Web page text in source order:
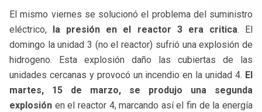
El mismo viernes se solucionó el problema del suministro
eléctrico, la presión en el reactor 3 era critica. El
domingo la unidad 3 (no el reactor) sufrió una explosión de
hidrogeno. Esta explosión daño las cubiertas de las
unidades cercanas y provocó un incendio en la unidad 4. El
martes, 15 de marzo, se produjo una segunda
explosión en el reactor 4, marcando así el fin de la energía